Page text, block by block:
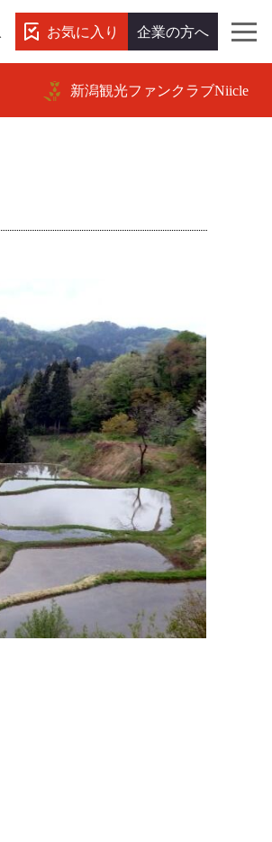
お気に入り 企業の方へ
新潟観光ファンクラブNiicle